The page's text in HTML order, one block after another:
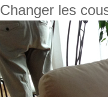
Changer les